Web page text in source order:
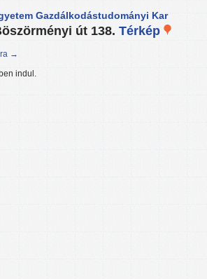
Gazdálkodástudományi Kar
út 138. Térkép
→
indul.